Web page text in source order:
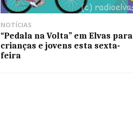
NOTÍCIAS
“Pedala na Volta” em Elvas para
crianças e jovens esta sexta-
feira